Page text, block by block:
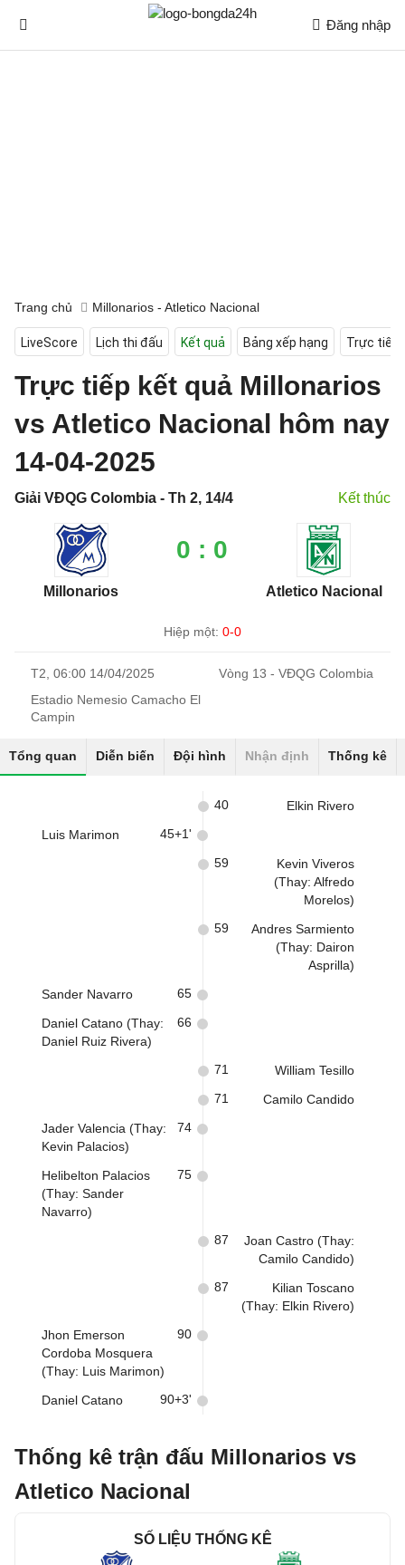
Đăng nhập
Trang chủ Millonarios - Atletico Nacional
LiveScore Lịch thi đấu Kết quả Bảng xếp hạng Trực tiếp
Trực tiếp kết quả Millonarios
vs Atletico Nacional hôm nay
14-04-2025
Giải VĐQG Colombia - Th 2, 14/4 Kết thúc
Millonarios
0 : 0
Atletico Nacional
Hiệp một: 0-0
T2, 06:00 14/04/2025
Vòng 13 - VĐQG Colombia
Estadio Nemesio Camacho El
Campin
Tổng quan Diễn biến Đội hình Nhận định Thống kê
Elkin Rivero
40
Luis Marimon 45+1'
Kevin Viveros
(Thay: Alfredo
Morelos)
59
Andres Sarmiento
(Thay: Dairon
Asprilla)
59
Sander Navarro 65
Daniel Catano (Thay:
Daniel Ruiz Rivera)
66
William Tesillo
71
Camilo Candido
71
Jader Valencia (Thay:
Kevin Palacios)
74
Helibelton Palacios
(Thay: Sander
Navarro)
75
Joan Castro (Thay:
Camilo Candido)
87
Kilian Toscano
(Thay: Elkin Rivero)
87
Jhon Emerson
Cordoba Mosquera
(Thay: Luis Marimon)
90
Daniel Catano 90+3'
Thống kê trận đấu Millonarios vs
Atletico Nacional
SỐ LIỆU THỐNG KÊ